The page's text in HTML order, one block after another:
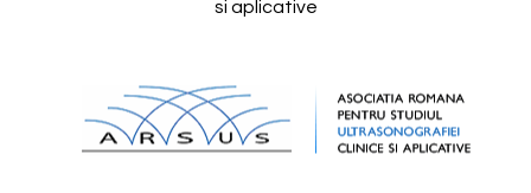
si aplicative